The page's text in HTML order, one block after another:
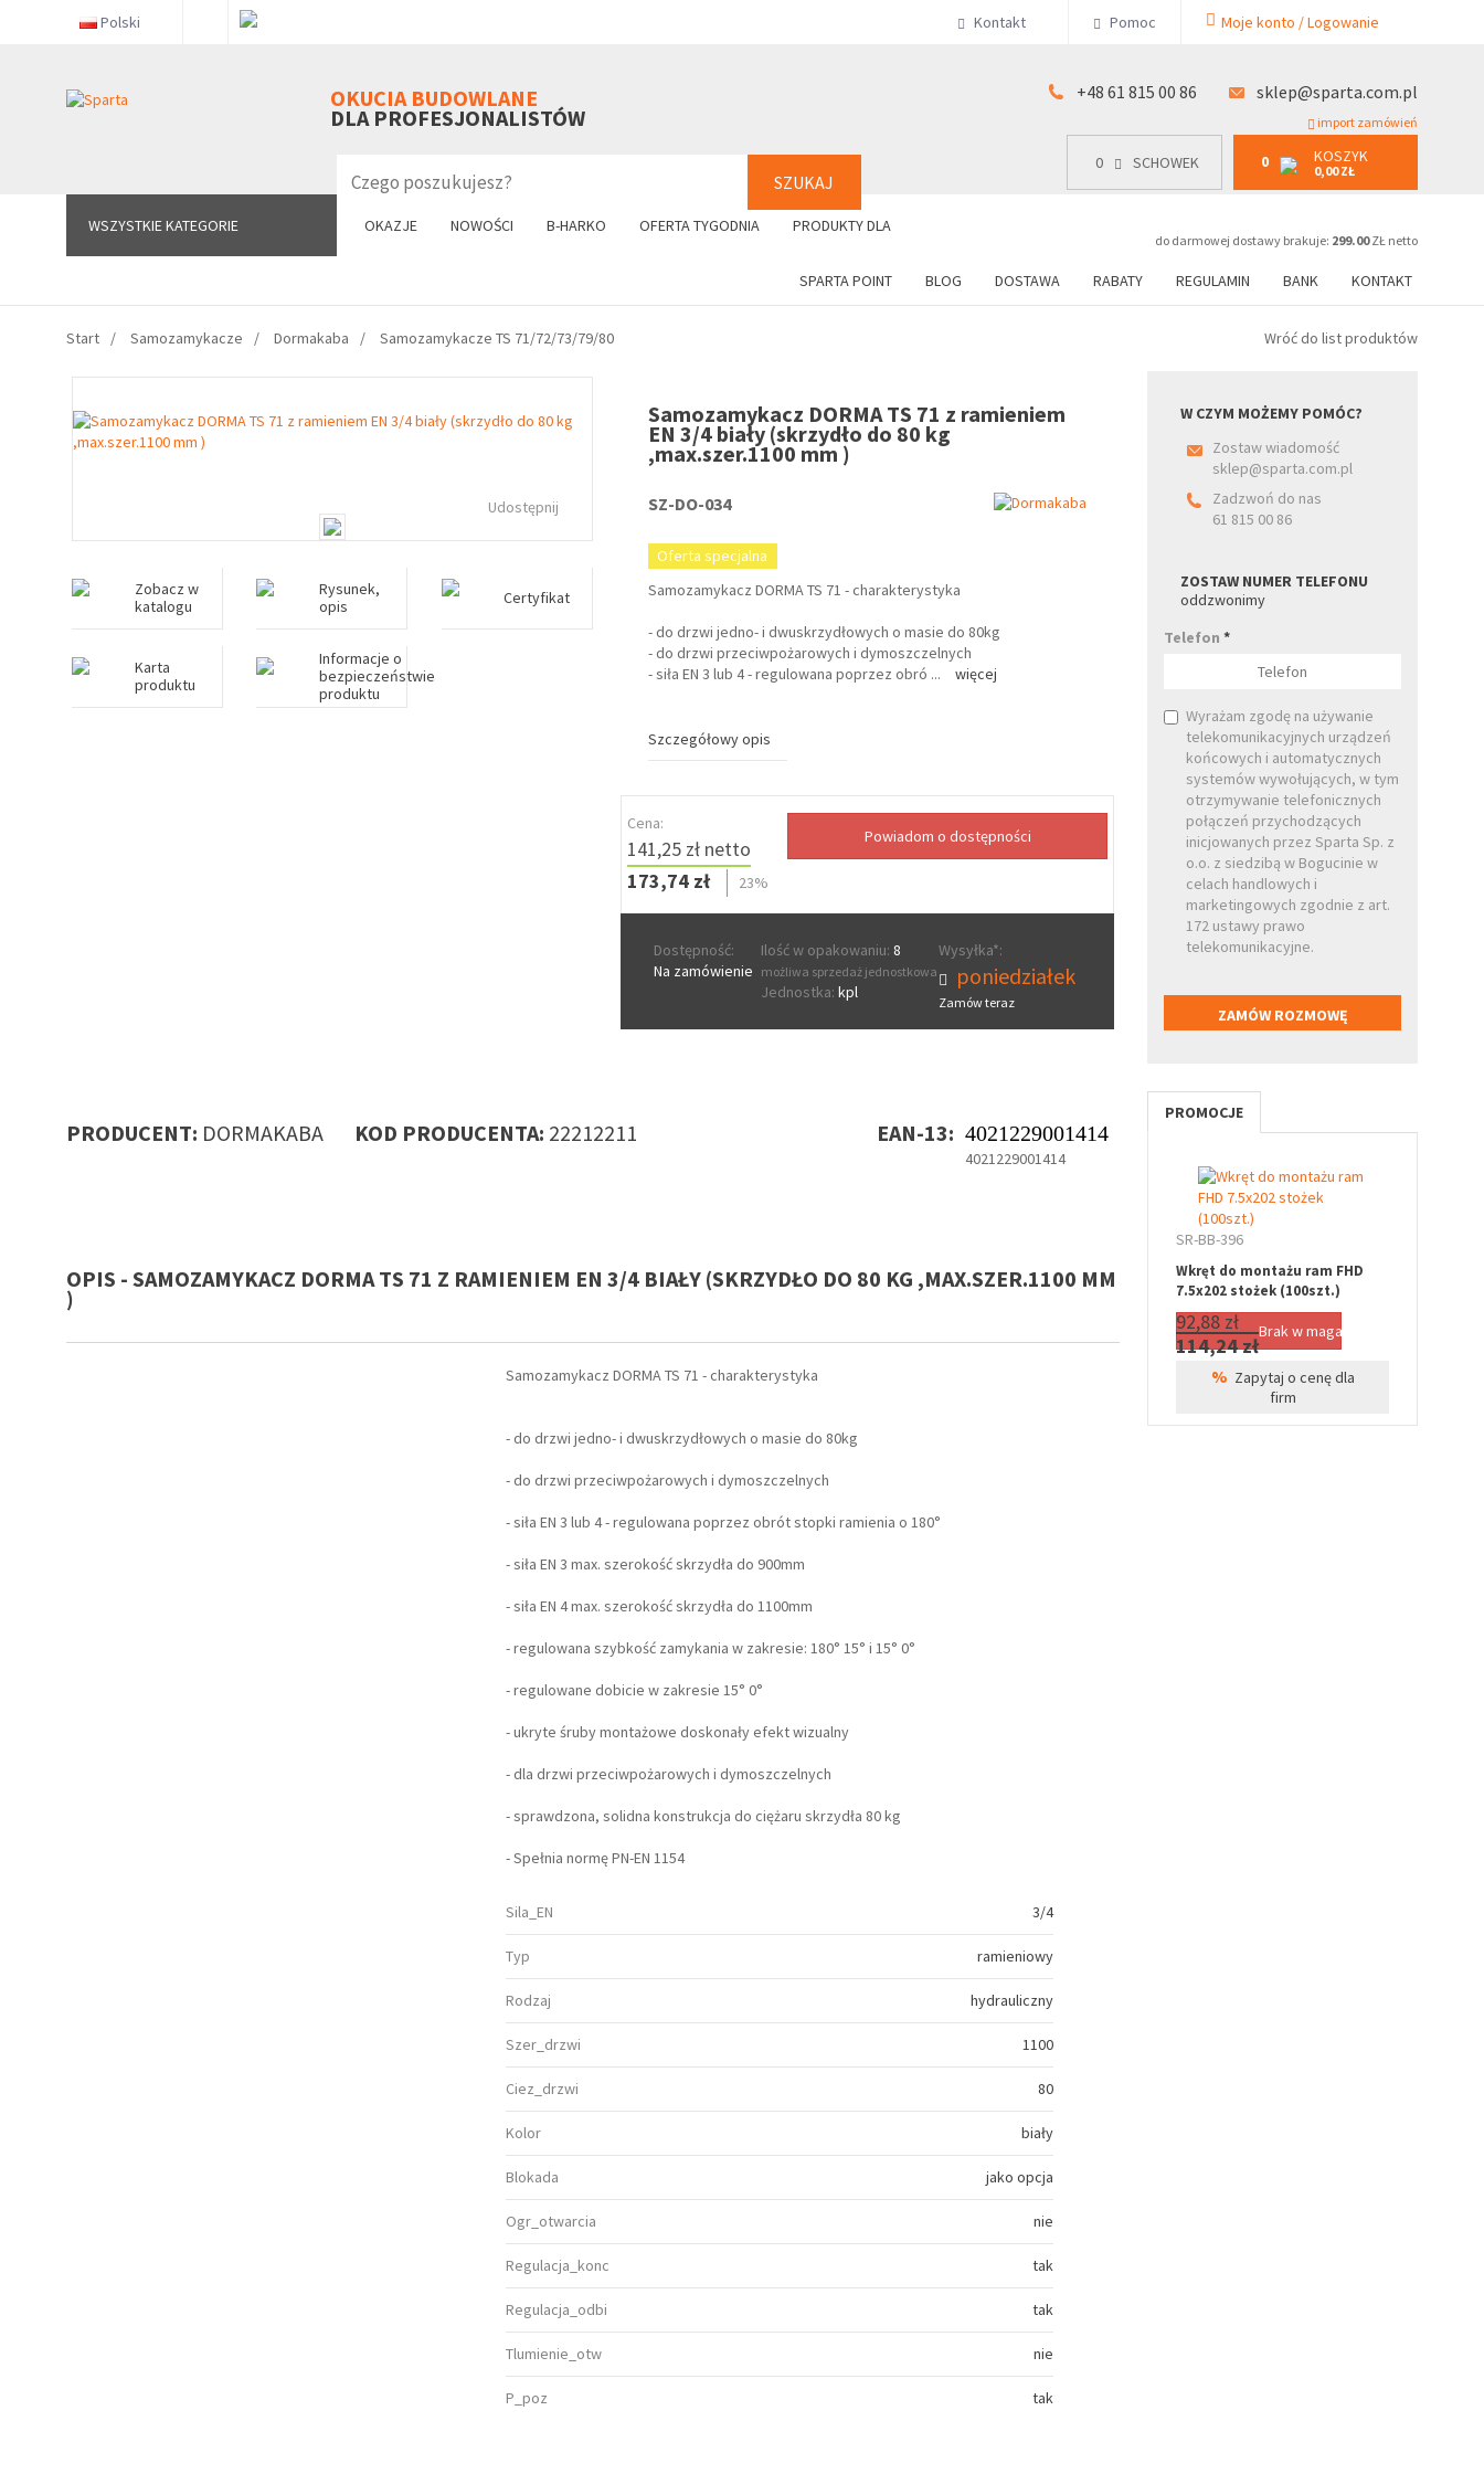
Polski Kontakt Pomoc Moje konto / Logowanie
OKUCIA BUDOWLANE
DLA PROFESJONALISTÓW
SZUKAJ
+48 61 815 00 86 sklep@sparta.com.pl
import zamówień
0 SCHOWEK 0 KOSZYK
0,00 ZŁ
do darmowej dostawy brakuje: 299.00ZŁ netto
WSZYSTKIE KATEGORIE OKAZJE NOWOŚCI B-HARKO OFERTA TYGODNIA PRODUKTY DLA
SPARTA POINT BLOG DOSTAWA RABATY REGULAMIN BANK KONTAKT
WSZYSTKIE KATEGORIE 0 SCHOWEK 0 KOSZYK
0,00 ZŁ
+48 61 815 00 86
Start Samozamykacze Dormakaba Samozamykacze TS 71/72/73/79/80 Wróć do list produktów
Udostępnij
Zobacz w
katalogu
Rysunek,
opis
Certyfikat
Karta
produktu
Informacje o
bezpieczeństwie
produktu
Samozamykacz DORMA TS 71 z ramieniem
EN 3/4 biały (skrzydło do 80 kg
,max.szer.1100 mm )
SZ-DO-034
Oferta specjalna
Samozamykacz DORMA TS 71 - charakterystyka
- do drzwi jedno- i dwuskrzydłowych o masie do 80kg
- do drzwi przeciwpożarowych i dymoszczelnych
- siła EN 3 lub 4 - regulowana poprzez obró ... więcej
Szczegółowy opis
Cena:
141,25 zł netto
173,74 zł
23%
Dostępność:
Na zamówienie
Ilość w opakowaniu: 8
możliwa sprzedaż jednostkowa
Jednostka: kpl
Wysyłka*:
poniedziałek
Zamów teraz
PRODUCENT: DORMAKABA KOD PRODUCENTA: 22212211 EAN-13: 4021229001414
4021229001414
OPIS - SAMOZAMYKACZ DORMA TS 71 Z RAMIENIEM EN 3/4 BIAŁY (SKRZYDŁO DO 80 KG ,MAX.SZER.1100 MM
)
Samozamykacz DORMA TS 71 - charakterystyka
- do drzwi jedno- i dwuskrzydłowych o masie do 80kg
- do drzwi przeciwpożarowych i dymoszczelnych
- siła EN 3 lub 4 - regulowana poprzez obrót stopki ramienia o 180°
- siła EN 3 max. szerokość skrzydła do 900mm
- siła EN 4 max. szerokość skrzydła do 1100mm
- regulowana szybkość zamykania w zakresie: 180° 15° i 15° 0°
- regulowane dobicie w zakresie 15° 0°
- ukryte śruby montażowe doskonały efekt wizualny
- dla drzwi przeciwpożarowych i dymoszczelnych
- sprawdzona, solidna konstrukcja do ciężaru skrzydła 80 kg
- Spełnia normę PN-EN 1154
Sila_EN 3/4
Typ ramieniowy
Rodzaj hydrauliczny
Szer_drzwi 1100
Ciez_drzwi 80
Kolor biały
Blokada jako opcja
Ogr_otwarcia nie
Regulacja_konc tak
Regulacja_odbi tak
Tlumienie_otw nie
P_poz tak
W CZYM MOŻEMY POMÓC?
Zostaw wiadomość
sklep@sparta.com.pl
Zadzwoń do nas
61 815 00 86
ZOSTAW NUMER TELEFONU
oddzwonimy
Telefon*
Wyrażam zgodę na używanie
telekomunikacyjnych urządzeń
końcowych i automatycznych
systemów wywołujących, w tym
otrzymywanie telefonicznych
połączeń przychodzących
inicjowanych przez Sparta Sp. z
o.o. z siedzibą w Bogucinie w
celach handlowych i
marketingowych zgodnie z art.
172 ustawy prawo
telekomunikacyjne.
PROMOCJE
SR-BB-396
Wkręt do montażu ram FHD
7.5x202 stożek (100szt.)
92,88 zł
114,24 zł
Brak w magazynie
% Zapytaj o cenę dla
firm